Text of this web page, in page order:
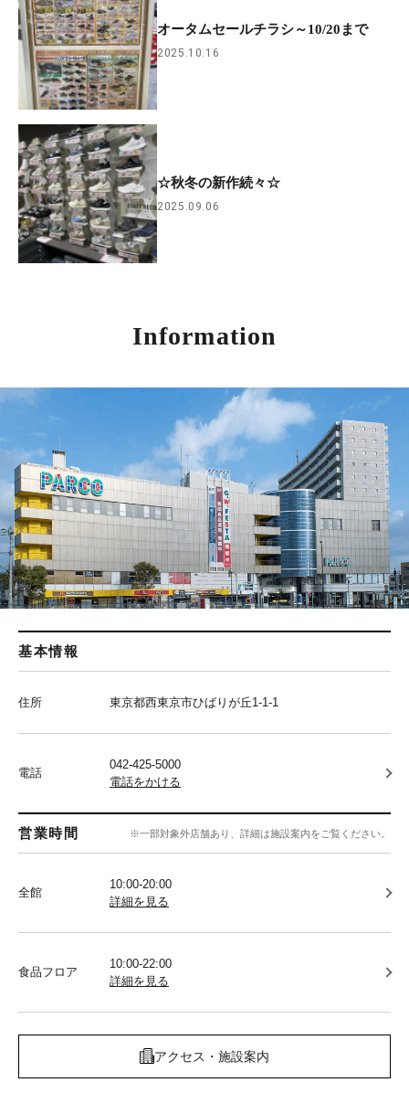
オータムセールチラシ～10/20まで
2025.10.16
☆秋冬の新作続々☆
2025.09.06
Information
基本情報
住所 東京都西東京市ひばりが丘1-1-1
電話
042-425-5000
電話をかける
営業時間 ※一部対象外店舗あり、詳細は施設案内をご覧ください。
全館
10:00-20:00
詳細を見る
食品フロア
10:00-22:00
詳細を見る
アクセス・施設案内